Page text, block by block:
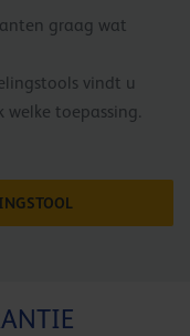
graag wat
vindt u
toepassing.